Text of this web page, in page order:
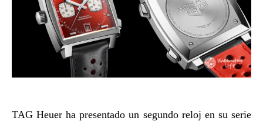
TAG Heuer ha presentado un segundo reloj en su serie